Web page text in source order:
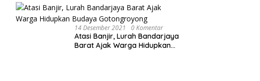
Ciptakondisikan Pilkades
Serenta
14 Desember 2021 0 Komentar
Atasi Banjir, Lurah Bandarjaya
Barat Ajak Warga Hidupkan